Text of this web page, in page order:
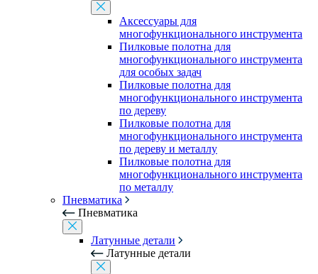
Аксессуары для
многофункционального инструмента
Пилковые полотна для
многофункционального инструмента
для особых задач
Пилковые полотна для
многофункционального инструмента
по дереву
Пилковые полотна для
многофункционального инструмента
по дереву и металлу
Пилковые полотна для
многофункционального инструмента
по металлу
Пневматика
Пневматика
Латунные детали
Латунные детали